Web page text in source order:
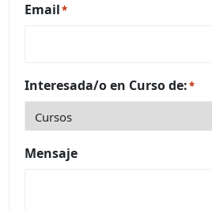
Email*
Interesada/o en Curso de:*
Mensaje